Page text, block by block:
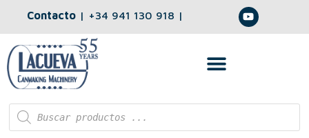
Contacto | +34 941 130 918 |